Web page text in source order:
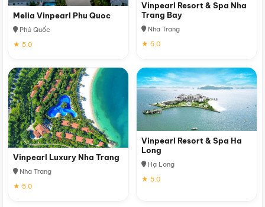
Melia Vinpearl Phu Quoc
Phú Quốc
★ 5.0
Vinpearl Resort & Spa Nha
Trang Bay
Nha Trang
★ 5.0
Vinpearl Luxury Nha Trang
Nha Trang
★ 5.0
Vinpearl Resort & Spa Ha
Long
Hạ Long
★ 5.0